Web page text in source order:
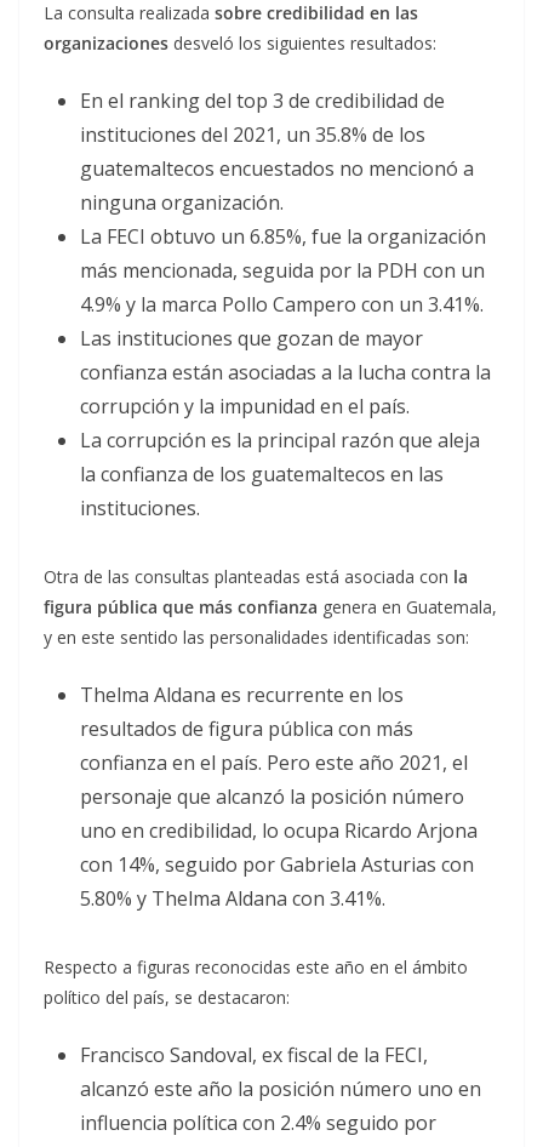
La consulta realizada sobre credibilidad en las
organizaciones desveló los siguientes resultados:
En el ranking del top 3 de credibilidad de
instituciones del 2021, un 35.8% de los
guatemaltecos encuestados no mencionó a
ninguna organización.
La FECI obtuvo un 6.85%, fue la organización
más mencionada, seguida por la PDH con un
4.9% y la marca Pollo Campero con un 3.41%.
Las instituciones que gozan de mayor
confianza están asociadas a la lucha contra la
corrupción y la impunidad en el país.
La corrupción es la principal razón que aleja
la confianza de los guatemaltecos en las
instituciones.
Otra de las consultas planteadas está asociada con la
figura pública que más confianza genera en Guatemala,
y en este sentido las personalidades identificadas son:
Thelma Aldana es recurrente en los
resultados de figura pública con más
confianza en el país. Pero este año 2021, el
personaje que alcanzó la posición número
uno en credibilidad, lo ocupa Ricardo Arjona
con 14%, seguido por Gabriela Asturias con
5.80% y Thelma Aldana con 3.41%.
Respecto a figuras reconocidas este año en el ámbito
político del país, se destacaron:
Francisco Sandoval, ex fiscal de la FECI,
alcanzó este año la posición número uno en
influencia política con 2.4% seguido por